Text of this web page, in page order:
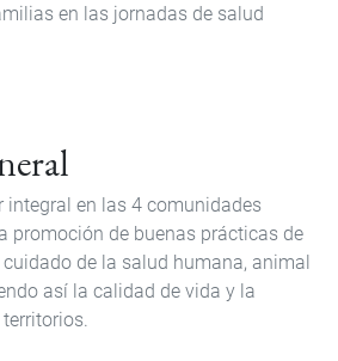
en las jornadas de salud
integral en las 4 comunidades
promoción de buenas prácticas de
de la salud humana, animal
así la calidad de vida y la